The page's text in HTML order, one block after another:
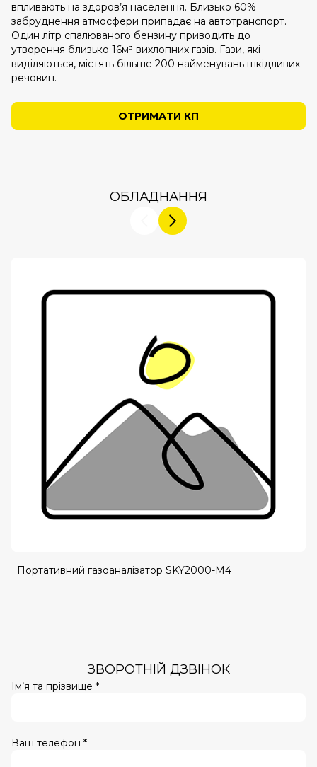
впливають на здоров’я населення. Близько 60%
забруднення атмосфери припадає на автотранспорт.
Один літр спалюваного бензину приводить до
утворення близько 16м³ вихлопних газів. Гази, які
виділяються, містять більше 200 найменувань шкідливих
речовин.
ОТРИМАТИ КП
ОБЛАДНАННЯ
Портативний газоаналізатор SKY2000-M4
ЗВОРОТНІЙ ДЗВІНОК
Ім’я та прізвище *
Ваш телефон *